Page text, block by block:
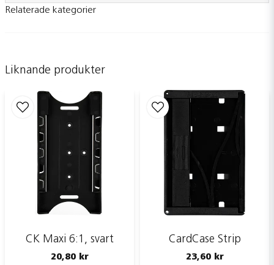
email
Mejladress
Ja, ni får publicera min fråga
Relaterade kategorier
Liknande produkter
CK Maxi 6:1, svart
20,80 kr
CardCase Strip
23,60 kr